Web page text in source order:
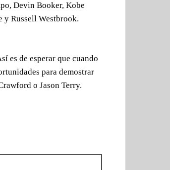
Devin Booker, Kobe
y Russell Westbrook.
es de esperar que cuando
para demostrar
o Jason Terry.